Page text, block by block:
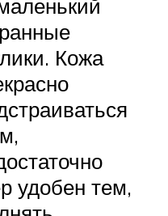
Кожа
удобен тем,